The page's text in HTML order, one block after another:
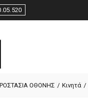
ΟΘΟΝΗΣ Κινητά